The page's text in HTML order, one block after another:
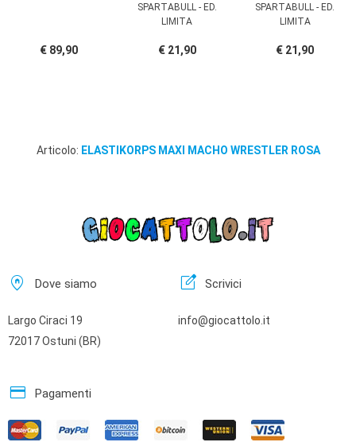
€ 89,90
SPARTABULL - ED.
LIMITA
€ 21,90
SPARTABULL - ED.
LIMITA
€ 21,90
Articolo: ELASTIKORPS MAXI MACHO WRESTLER ROSA
home_pin Dove siamo
Largo Ciraci 19
72017 Ostuni (BR)
edit_square Scrivici
info@giocattolo.it
credit_card Pagamenti